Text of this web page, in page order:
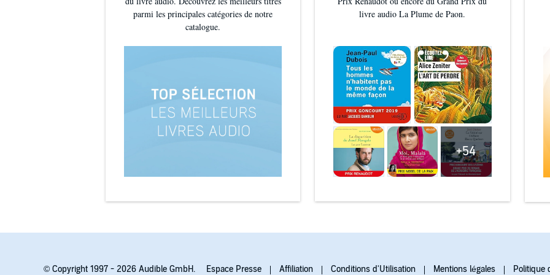
parmi les principales catégories de notre
catalogue.
livre audio La Plume de Paon.
+54
© Copyright 1997 - 2026 Audible GmbH. Espace Presse Affiliation Conditions d'Utilisation Mentions légales Politique